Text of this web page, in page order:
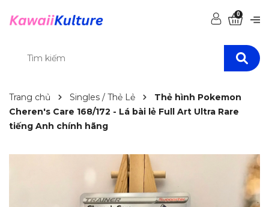
0
Trang chủ Singles / Thẻ Lẻ
Thẻ hình Pokemon
Cheren's Care 168/172 - Lá bài lẻ Full Art Ultra Rare
tiếng Anh chính hãng